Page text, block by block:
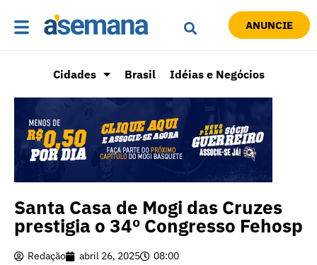
ANUNCIE
Cidades Brasil Idéias e Negócios
Santa Casa de Mogi das Cruzes
prestigia o 34º Congresso Fehosp
Redação abril 26, 2025 08:00